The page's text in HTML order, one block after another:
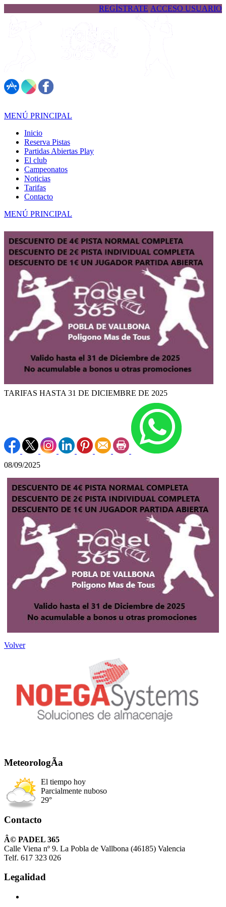
REGÍSTRATE ACCESO USUARIO
MENÚ PRINCIPAL
Inicio
Reserva Pistas
Partidas Abiertas Play
El club
Campeonatos
Noticias
Tarifas
Contacto
MENÚ PRINCIPAL
TARIFAS HASTA 31 DE DICIEMBRE DE 2025
08/09/2025
Volver
MeteorologÃ­a
El tiempo hoy
Parcialmente nuboso
29°
Contacto
Â© PADEL 365
Calle Viena nº 9. La Pobla de Vallbona (46185) Valencia
Telf. 617 323 026
Legalidad